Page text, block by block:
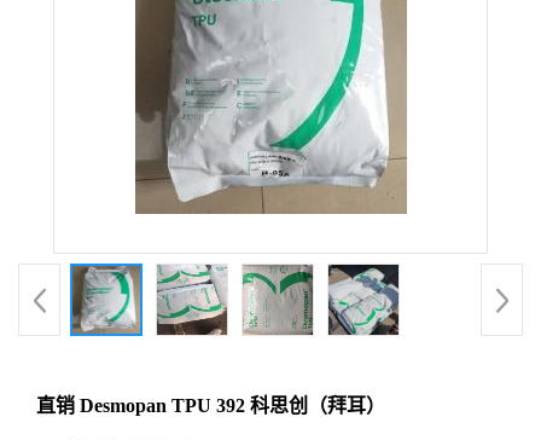
直销 Desmopan TPU 392 科思创（拜耳）